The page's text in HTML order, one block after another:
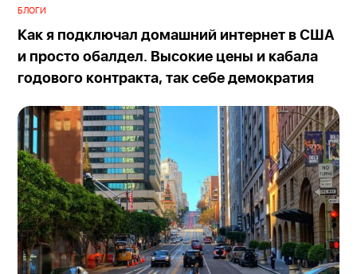
БЛОГИ
Как я подключал домашний интернет в США
и просто обалдел. Высокие цены и кабала
годового контракта, так себе демократия